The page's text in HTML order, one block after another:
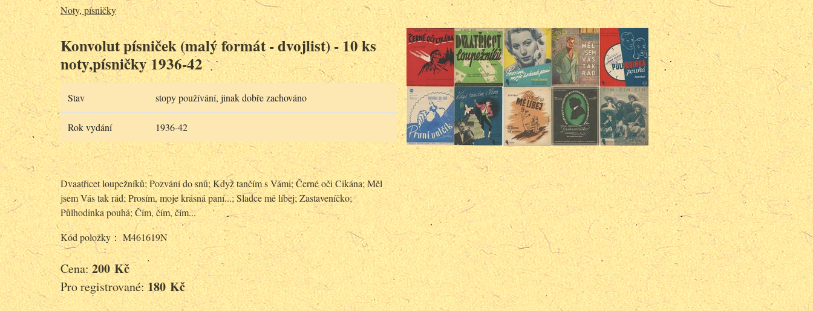
Noty, písničky
Konvolut písniček (malý formát - dvojlist) - 10 ks
noty,písničky 1936-42
Stav stopy používání, jinak dobře zachováno
Rok vydání 1936-42
Dvaatřicet loupežníků; Pozvání do snů; Když tančím s Vámi; Černé oči Cikána; Měl
jsem Vás tak rád; Prosím, moje krásná paní...; Sladce mě líbej; Zastaveníčko;
Půlhodinka pouhá; Čím, čím, čím...
Kód položky： M461619N
Cena: 200 Kč
Pro registrované:180 Kč